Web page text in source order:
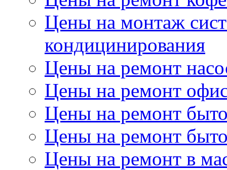
Цены на монтаж
кондицинирования
Цены на ремонт
Цены на ремонт
Цены на ремонт
Цены на ремонт
Цены на ремонт в